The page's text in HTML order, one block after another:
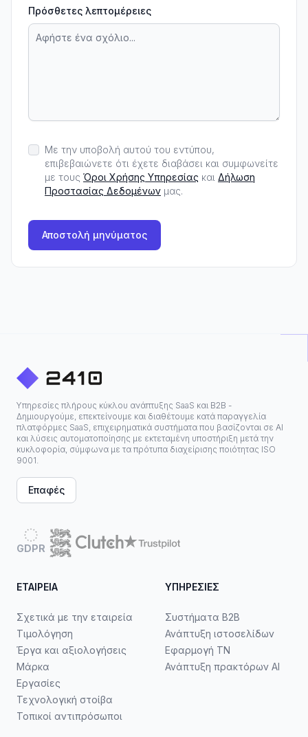
Πρόσθετες λεπτομέρειες
Με την υποβολή αυτού του εντύπου,
επιβεβαιώνετε ότι έχετε διαβάσει και συμφωνείτε
με τους Όροι Χρήσης Υπηρεσίας και Δήλωση
Προστασίας Δεδομένων μας.
Αποστολή μηνύματος
Υπηρεσίες πλήρους κύκλου ανάπτυξης SaaS και B2B -
Δημιουργούμε, επεκτείνουμε και διαθέτουμε κατά παραγγελία
πλατφόρμες SaaS, επιχειρηματικά συστήματα που βασίζονται σε ΑΙ
και λύσεις αυτοματοποίησης με εκτεταμένη υποστήριξη μετά την
κυκλοφορία, σύμφωνα με τα πρότυπα διαχείρισης ποιότητας ISO
9001.
Επαφές
GDPR
ΕΤΑΙΡΕΊΑ
Σχετικά με την εταιρεία
Τιμολόγηση
Έργα και αξιολογήσεις
Μάρκα
Εργασίες
Τεχνολογική στοίβα
Τοπικοί αντιπρόσωποι
ΥΠΗΡΕΣΊΕΣ
Συστήματα B2B
Ανάπτυξη ιστοσελίδων
Εφαρμογή ΤΝ
Ανάπτυξη πρακτόρων AI